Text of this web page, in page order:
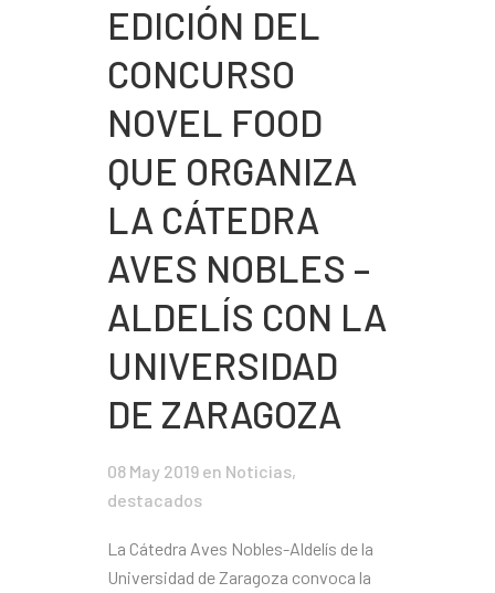
EDICIÓN DEL
CONCURSO
NOVEL FOOD
QUE ORGANIZA
LA CÁTEDRA
AVES NOBLES –
ALDELÍS CON LA
UNIVERSIDAD
DE ZARAGOZA
08 May 2019 en Noticias,
destacados
La Cátedra Aves Nobles-Aldelís de la
Universidad de Zaragoza convoca la